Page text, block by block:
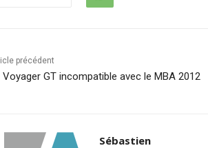
précédent
Voyager GT incompatible avec le MBA 2012
Sébastien